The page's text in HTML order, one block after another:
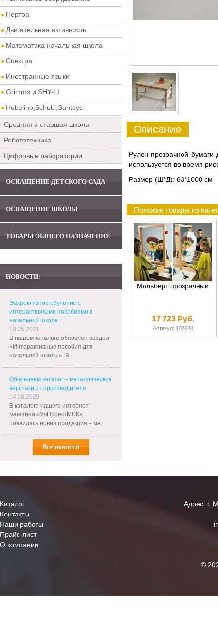
Пертра
Двигательная активность
Математика начальная школа
Спектра
Иностранные языки
Grimms и SHY-LI
Hubelino,Schubi,Santoys
Средняя и старшая школа
Робототехника
Цифровые лаборатории
ОСНАЩЕНИЕ ДЕТСКОГО САДА
ОСНАЩЕНИЕ ШКОЛЫ
ТОВАРЫ ОБЩЕГО НАЗНАЧЕНИЯ
НОВОСТИ:
Эффективное обучение с
интерактивными пособиями в
начальной школе
18.05.2021
В нашем каталоге обновлен раздел
«Интерактивные пособия для
начальной школы». В...
Обновляем каталог – металлические
верстаки от производителя
14.08.2020
В каталоге нашего интернет-
магазина «УчПроектМСК»
появилась новая продукция – ме...
Все новости
0
Описание
Рулон прозрачной бумаги
используется во время
Размер (Ш*Д): 63*1000 см
Похожие товары из
Мольберт прозрачный
17 723 Руб.
Артикул: 102620
Каталог
Контакты
Наши работы
Прайс-лист
О компании
Адрес: г.
©